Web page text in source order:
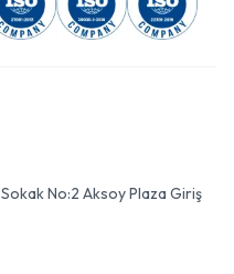
No:2 Aksoy Plaza Giriş